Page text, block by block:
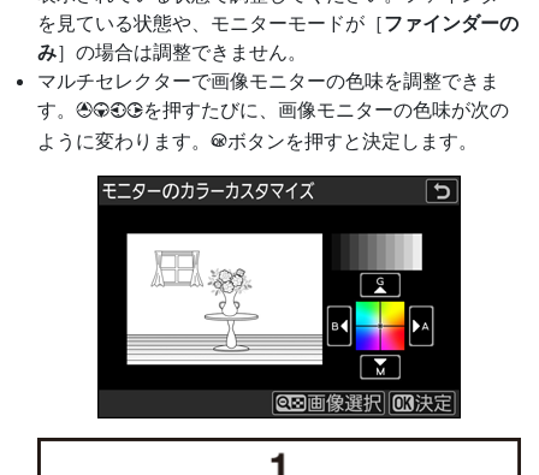
を見ている状態や、モニターモードが［ファインダーの
み］の場合は調整できません。
マルチセレクターで画像モニターの色味を調整できま
す。 1342を押すたびに、画像モニターの色味が次の
ように変わります。
Jボタンを押すと決定します。